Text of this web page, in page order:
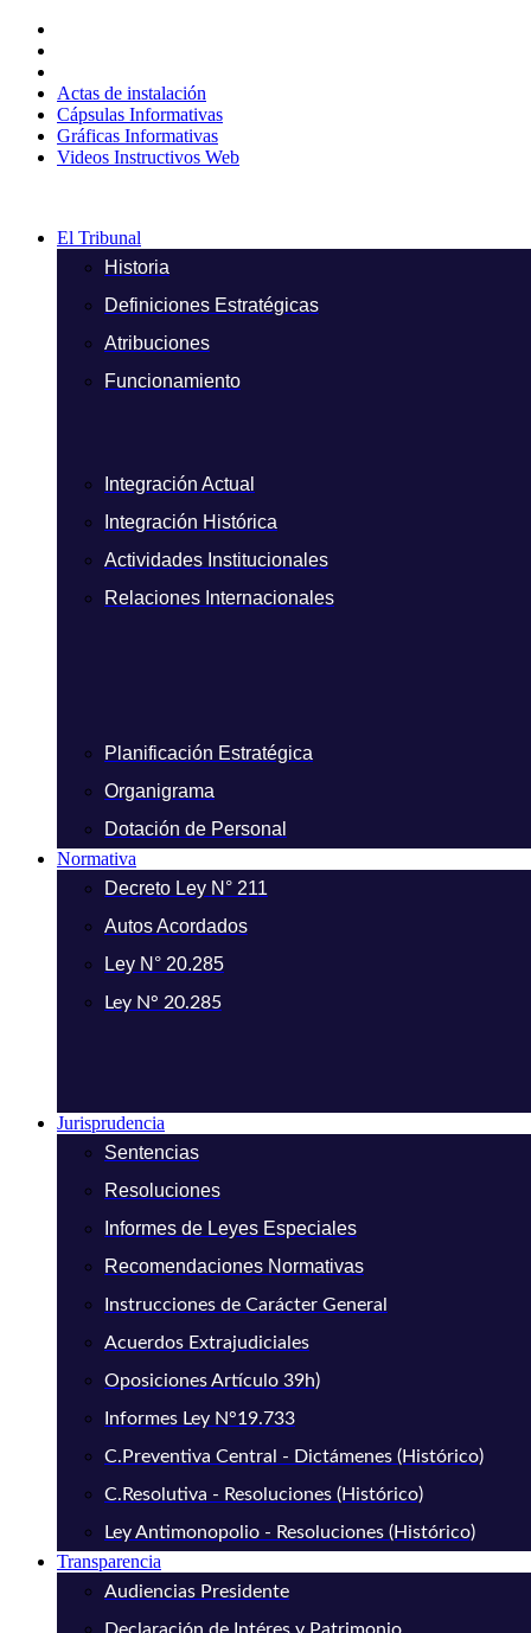
contenido
Actas de instalación
Cápsulas Informativas
Gráficas Informativas
Videos Instructivos Web
El Tribunal
Historia
Definiciones Estratégicas
Atribuciones
Funcionamiento
Integración Actual
Integración Histórica
Actividades Institucionales
Relaciones Internacionales
Planificación Estratégica
Organigrama
Dotación de Personal
Normativa
Decreto Ley N° 211
Autos Acordados
Ley N° 20.285
Ley N° 20.285
Jurisprudencia
Sentencias
Resoluciones
Informes de Leyes Especiales
Recomendaciones Normativas
Instrucciones de Carácter General
Acuerdos Extrajudiciales
Oposiciones Artículo 39h)
Informes Ley N°19.733
C.Preventiva Central - Dictámenes (Histórico)
C.Resolutiva - Resoluciones (Histórico)
Ley Antimonopolio - Resoluciones (Histórico)
Transparencia
Audiencias Presidente